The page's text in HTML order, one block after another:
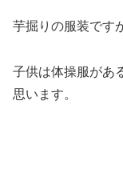
芋掘りの服装です
子供は体操服があ
思います。